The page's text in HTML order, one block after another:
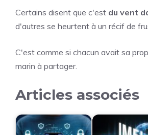
Certains disent que c'est du vent
d'autres se heurtent à un récif de
C'est comme si chacun avait sa
marin à partager.
Articles associés